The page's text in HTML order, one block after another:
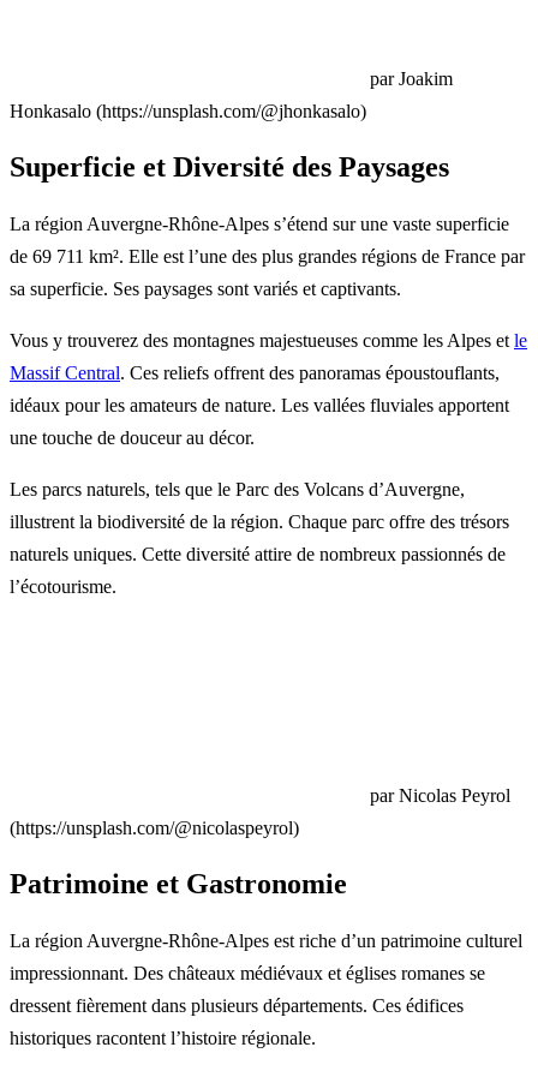
par Joakim
Honkasalo (https://unsplash.com/@jhonkasalo)
Superficie et Diversité des Paysages
La région Auvergne-Rhône-Alpes s’étend sur une vaste superficie
de 69 711 km². Elle est l’une des plus grandes régions de France par
sa superficie. Ses paysages sont variés et captivants.
Vous y trouverez des montagnes majestueuses comme les Alpes et le
Massif Central. Ces reliefs offrent des panoramas époustouflants,
idéaux pour les amateurs de nature. Les vallées fluviales apportent
une touche de douceur au décor.
Les parcs naturels, tels que le Parc des Volcans d’Auvergne,
illustrent la biodiversité de la région. Chaque parc offre des trésors
naturels uniques. Cette diversité attire de nombreux passionnés de
l’écotourisme.
par Nicolas Peyrol
(https://unsplash.com/@nicolaspeyrol)
Patrimoine et Gastronomie
La région Auvergne-Rhône-Alpes est riche d’un patrimoine culturel
impressionnant. Des châteaux médiévaux et églises romanes se
dressent fièrement dans plusieurs départements. Ces édifices
historiques racontent l’histoire régionale.